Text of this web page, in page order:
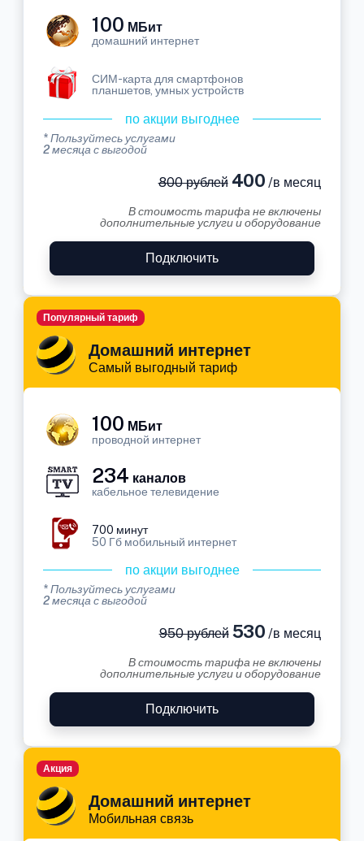
100 МБит
домашний интернет
СИМ-карта для смартфонов
планшетов, умных устройств
по акции выгоднее
* Пользуйтесь услугами
2 месяца с выгодой
800 рублей400 /в месяц
В стоимость тарифа не включены
дополнительные услуги и оборудование
Подключить
Домашний интернет
Самый выгодный тариф
Популярный тариф
100 МБит
проводной интернет
234 каналов
кабельное телевидение
700 минут
50 Гб мобильный интернет
по акции выгоднее
* Пользуйтесь услугами
2 месяца с выгодой
950 рублей530 /в месяц
В стоимость тарифа не включены
дополнительные услуги и оборудование
Подключить
Домашний интернет
Мобильная связь
Акция